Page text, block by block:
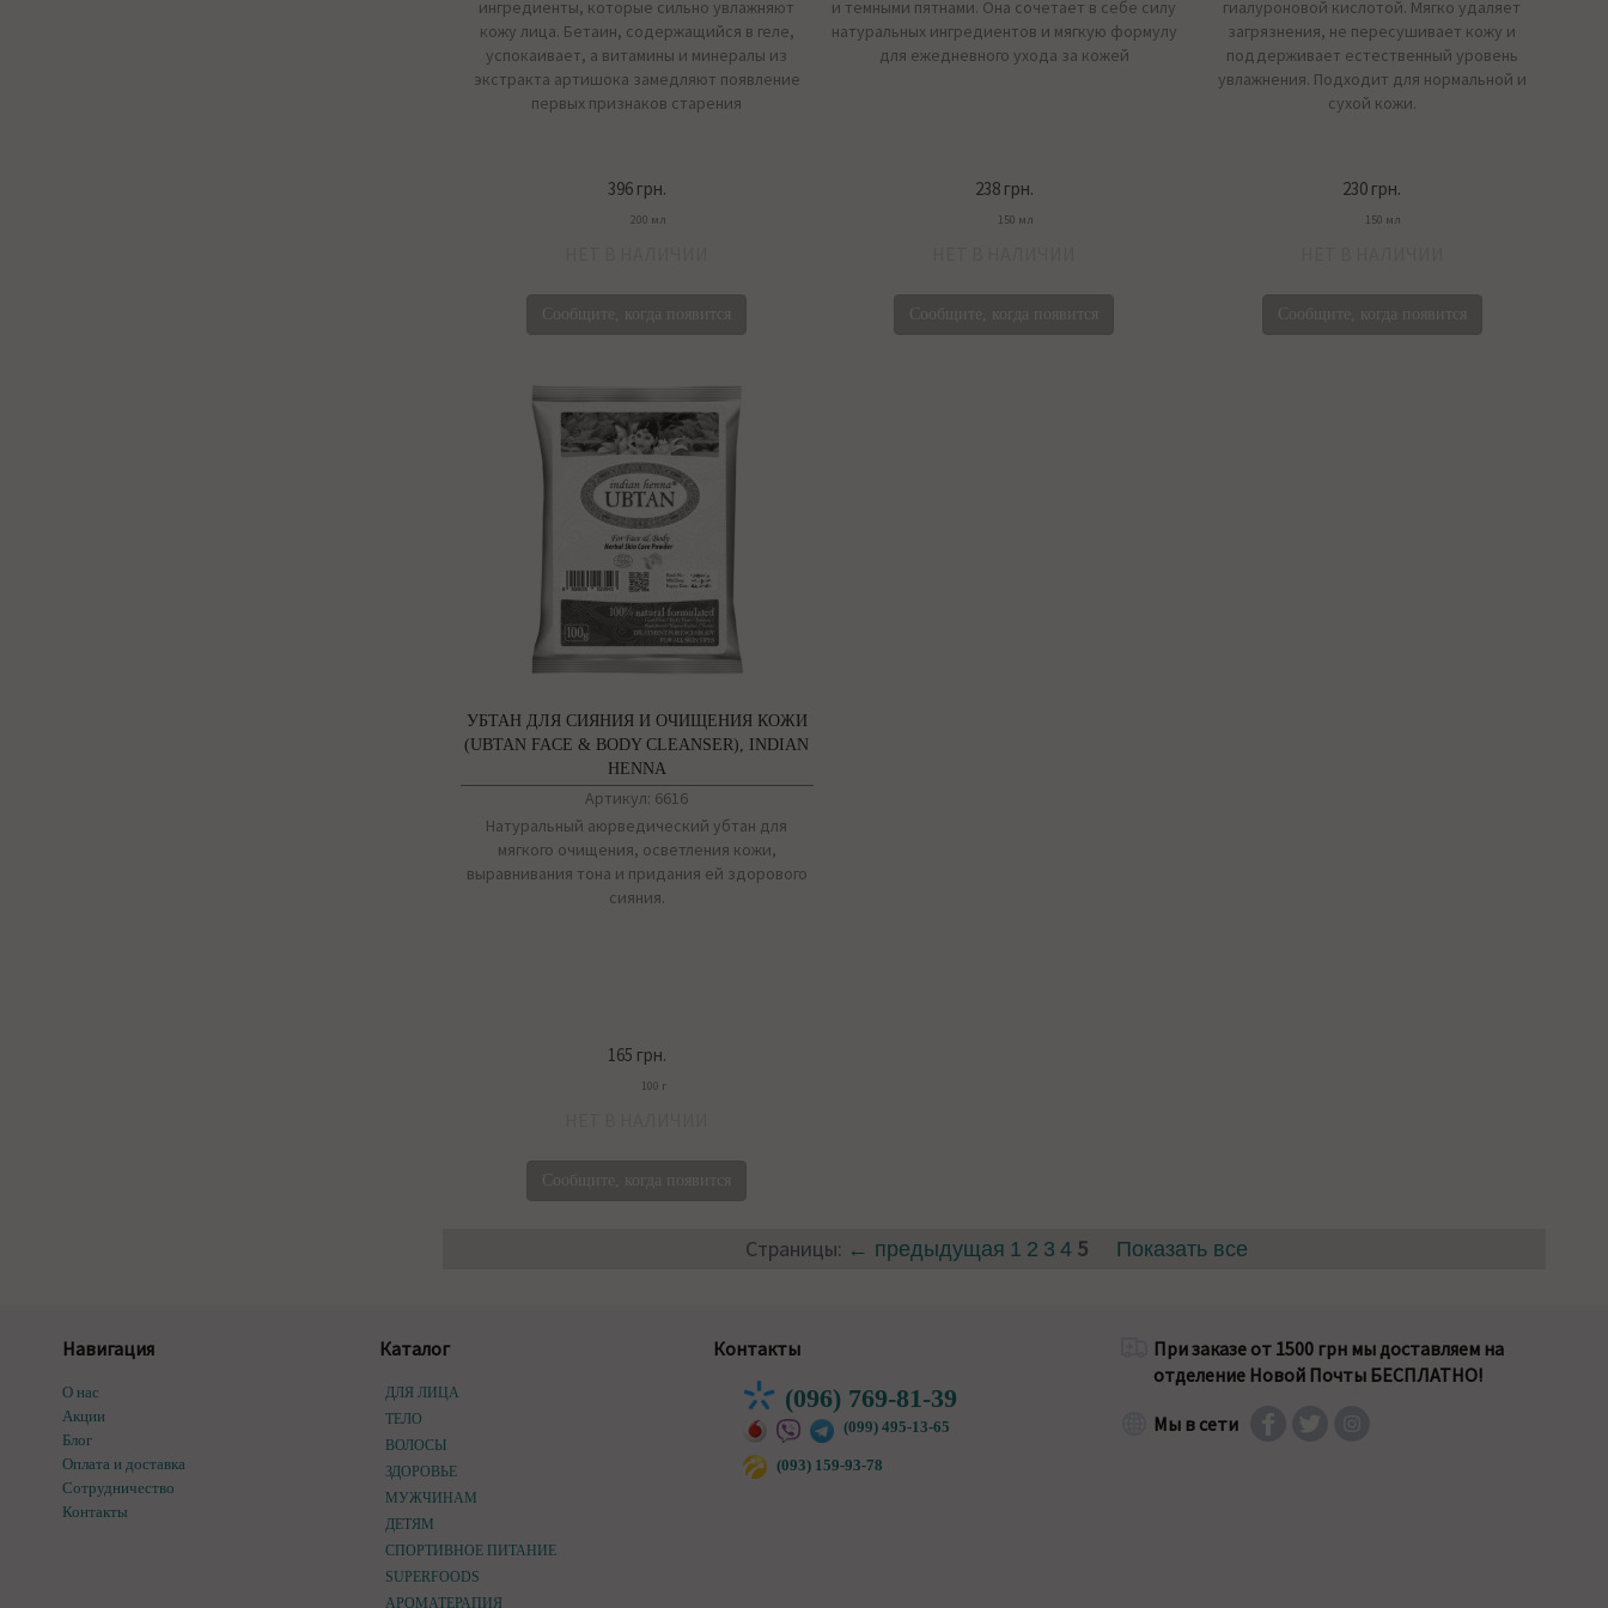
ингредиенты, которые сильно увлажняют
кожу лица. Бетаин, содержащийся в геле,
успокаивает, а витамины и минералы из
экстракта артишока замедляют появление
первых признаков старения
396 грн.
200 мл
и темными пятнами. Она сочетает в себе силу
натуральных ингредиентов и мягкую формулу
для ежедневного ухода за кожей
238 грн.
150 мл
гиалуроновой кислотой. Мягко удаляет
загрязнения, не пересушивает кожу и
поддерживает естественный уровень
увлажнения. Подходит для нормальной и
сухой кожи.
230 грн.
150 мл
УБТАН ДЛЯ СИЯНИЯ И ОЧИЩЕНИЯ КОЖИ
(UBTAN FACE & BODY CLEANSER), INDIAN
HENNA
Артикул: 6616
Натуральный аюрведический убтан для
мягкого очищения, осветления кожи,
выравнивания тона и придания ей здорового
сияния.
165 грн.
100 г
Страницы: ← предыдущая 1 2 3 4 5 Показать все
Навигация
О нас
Акции
Блог
Оплата и доставка
Сотрудничество
Контакты
Каталог
ДЛЯ ЛИЦА
ТЕЛО
ВОЛОСЫ
ЗДОРОВЬЕ
МУЖЧИНАМ
ДЕТЯМ
СПОРТИВНОЕ ПИТАНИЕ
SUPERFOODS
АРОМАТЕРАПИЯ
Контакты
(096) 769-81-39
(099) 495-13-65
(093) 159-93-78
При заказе от 1500 грн мы доставляем на
отделение Новой Почты БЕСПЛАТНО!
Мы в сети